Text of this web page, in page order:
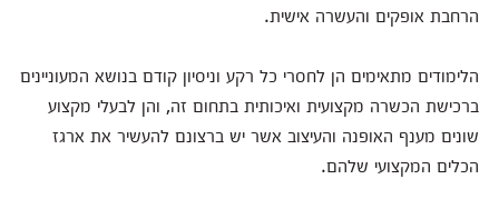
הרחבת אופקים והעשרה אישית.
הלימודים מתאימים הן לחסרי כל רקע וניסיון קודם בנושא המעוניינים
ברכישת הכשרה מקצועית ואיכותית בתחום זה, והן לבעלי מקצוע
שונים מענף האופנה והעיצוב אשר יש ברצונם להעשיר את ארגז
הכלים המקצועי שלהם.